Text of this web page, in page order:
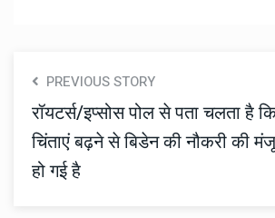
PREVIOUS STORY
रॉयटर्स/इप्सोस पोल से पता चलता है
चिंताएं बढ़ने से बिडेन की नौकरी की
हो गई है